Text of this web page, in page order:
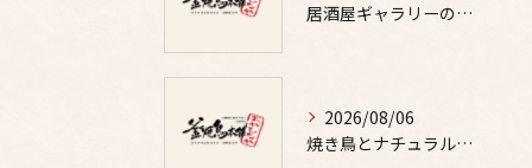
居酒屋ギャラリーの選び方と鶏料理や焼鳥とお酒の魅力を写真で詳しく解説
2026/08/06
焼き鳥とナチュラルな味わいの出会いが外食の楽しみと健康を両立する秘訣